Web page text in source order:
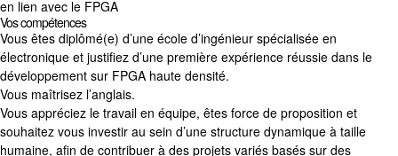
en lien avec le FPGA
Vos compétences
Vous êtes diplômé(e) d’une école d’ingénieur spécialisée en
électronique et justifiez d’une première expérience réussie dans le
développement sur FPGA haute densité.
Vous maîtrisez l’anglais.
Vous appréciez le travail en équipe, êtes force de proposition et
souhaitez vous investir au sein d’une structure dynamique à taille
humaine, afin de contribuer à des projets variés basés sur des